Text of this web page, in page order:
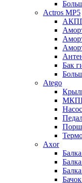
Actros MP5
Бак
Atego
Axor